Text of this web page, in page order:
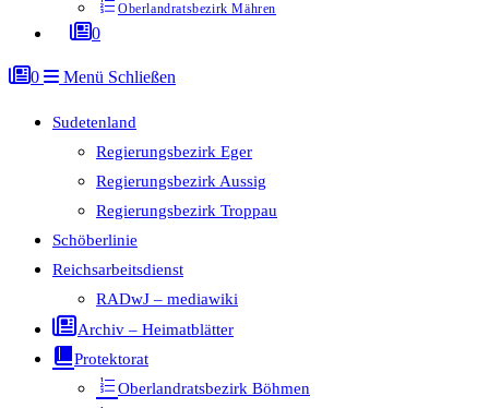
Oberlandratsbezirk Mähren
0
0 Menü Schließen
Sudetenland
Regierungsbezirk Eger
Regierungsbezirk Aussig
Regierungsbezirk Troppau
Schöberlinie
Reichsarbeitsdienst
RADwJ – mediawiki
Archiv – Heimatblätter
Protektorat
Oberlandratsbezirk Böhmen